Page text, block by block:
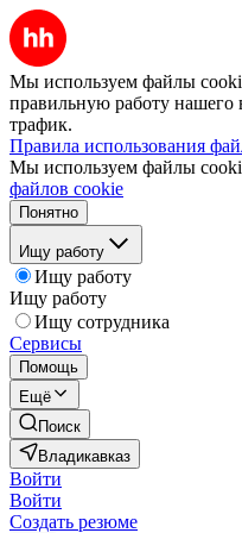
Мы используем файлы
правильную работу нашего
трафик.
Правила использования
Мы используем файлы
файлов cookie
Понятно
Ищу работу
Ищу работу
Ищу работу
Ищу сотрудника
Сервисы
Помощь
Ещё
Поиск
Владикавказ
Войти
Войти
Создать резюме